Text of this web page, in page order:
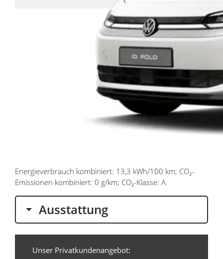
Energieverbrauch kombiniert: 13,3 kWh/100 km; CO₂-
Emissionen kombiniert: 0 g/km; CO₂-Klasse: A
Ausstattung
Unser Privatkundenangebot: